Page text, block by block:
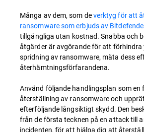
Många av dem, som deverktyg för att
ransomware som erbjuds av
tillgängliga utan kostnad. Snabba och
åtgärder är avgörande för att förhindra
spridning av ransomware, mäta dess
återhämtningsförfarandena.
Använd följande handlingsplan som en
återställning av ransomware och
efterföljande långsiktigt skydd. Den
från de första tecknen på en attack till
incidenten, för att hjälpa dig att